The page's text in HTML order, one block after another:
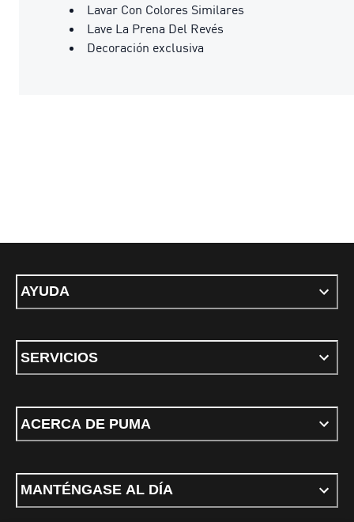
Lavar Con Colores Similares
Lave La Prena Del Revés
Decoración exclusiva
AYUDA
SERVICIOS
ACERCA DE PUMA
MANTÉNGASE AL DÍA